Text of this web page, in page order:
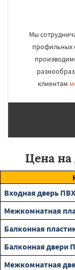
Мы
профильных
клиентам
Цена на
Входная дверь
Межкомнатная
Балконная
Балконная двери
Межкомнатная